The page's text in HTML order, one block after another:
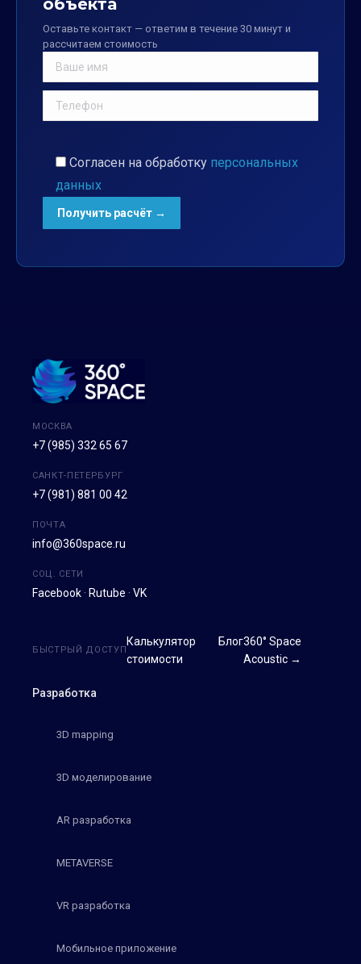
объекта
Оставьте контакт — ответим в течение 30 минут и
рассчитаем стоимость
Согласен на обработку персональных
данных
МОСКВА
+7 (985) 332 65 67
САНКТ-ПЕТЕРБУРГ
+7 (981) 881 00 42
ПОЧТА
info@360space.ru
СОЦ. СЕТИ
Facebook · Rutube · VK
Разработка
3D mapping
3D моделирование
AR разработка
METAVERSE
VR разработка
Мобильное приложение
БЫСТРЫЙ ДОСТУП
Калькулятор
стоимости
Блог360° Space
Acoustic →